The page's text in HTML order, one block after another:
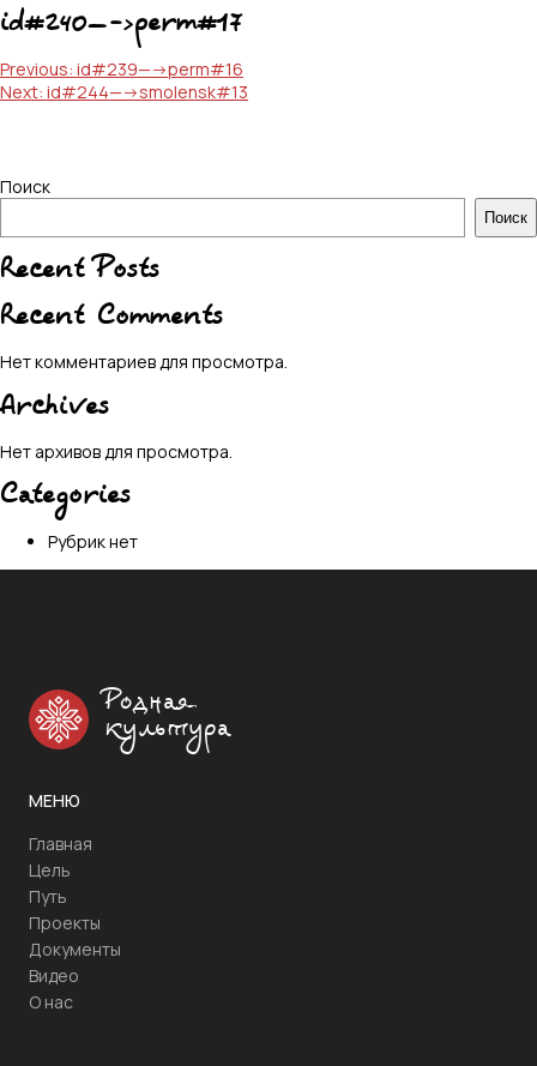
id#240—->perm#17
Навигация
по
Previous: id#239—->perm#16
Next: id#244—->smolensk#13
Поиск
Поиск
Recent Posts
Recent Comments
Нет комментариев для просмотра.
Archives
Нет архивов для просмотра.
Categories
Рубрик нет
Родная
культура
МЕНЮ
Главная
Цель
Путь
Проекты
Документы
Видео
О нас